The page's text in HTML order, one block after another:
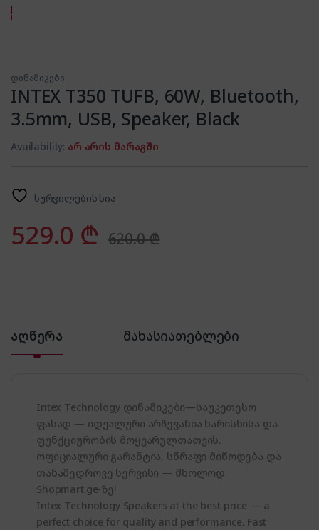
დინამიკები
INTEX T350 TUFB, 60W, Bluetooth,
3.5mm, USB, Speaker, Black
Availability: არ არის მარაგში
სურვილების სია
529.0 ₾ 620.0₾
აღწერა მახასიათებლები
Intex Technology დინამიკები—საუკეთესო
ფასად — იდეალური არჩევანია ხარისხისა და
ფუნქციურობის მოყვარულთათვის.
ოფიციალური გარანტია, სწრაფი მიწოდება და
თანამედროვე სერვისი — მხოლოდ
Shopmart.ge-ზე!
Intex Technology Speakers at the best price — a
perfect choice for quality and performance. Fast